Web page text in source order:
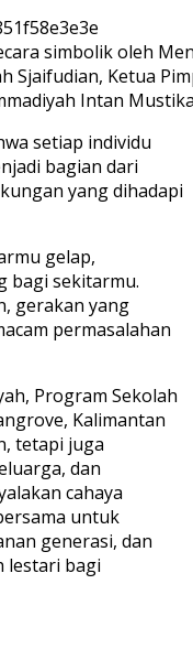
simbolik oleh
Sjaifudian, Ketua
Intan
setiap individu
bagian dari
yang dihadapi
gelap,
bagi sekitarmu.
gerakan yang
permasalahan
Program Sekolah
Kalimantan
tetapi juga
dan
cahaya
untuk
generasi, dan
lestari bagi